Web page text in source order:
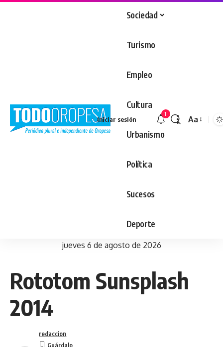
Sociedad
Turismo
Empleo
Cultura
Urbanismo
Política
Sucesos
Deporte
Iniciar sesión
1
Aa
jueves 6 de agosto de 2026
Rototom Sunsplash
2014
redaccion